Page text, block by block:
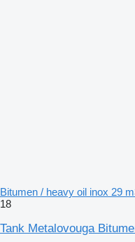
Bitumen / heavy oil inox 29
18
Tank Metalovouga